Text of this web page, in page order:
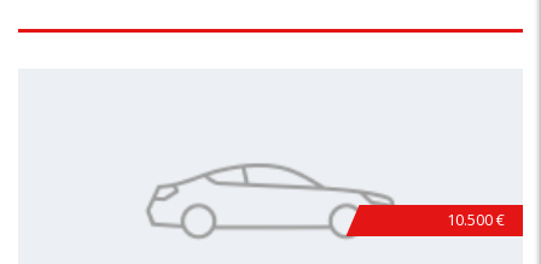
10.500 €